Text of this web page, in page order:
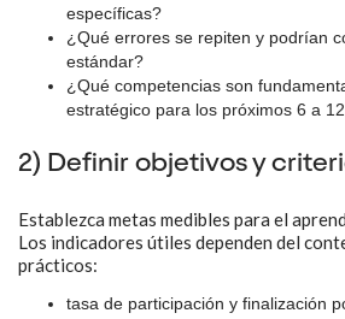
específicas?
¿Qué errores se repiten y podrían
estándar?
¿Qué competencias son
estratégico para los próximos 6 a
2) Definir objetivos y
Establezca metas medibles para el
Los indicadores útiles dependen del
prácticos:
tasa de participación y finalización